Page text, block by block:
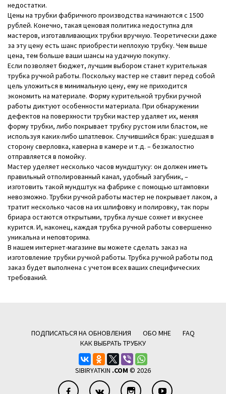
недостатки.
Цены на трубки фабричного производства начинаются с 1500
рублей. Конечно, такая ценовая политика недоступна для
мастеров, изготавливающих трубки вручную. Теоретически даже
за эту цену есть шанс приобрести неплохую трубку. Чем выше
цена, тем больше ваши шансы на удачную покупку.
Если позволяет бюджет, лучшим выбором станет курительная
трубка ручной работы. Поскольку мастер не ставит перед собой
цель уложиться в минимальную цену, ему не приходится
экономить на материале. Форму курительной трубки ручной
работы диктуют особенности материала. При обнаружении
дефектов на поверхности трубки мастер удаляет их, меняя
форму трубки, либо покрывает трубку рустом или бластом, не
используя каких-либо шпатлевок. Случившийся брак: ушедшая в
сторону сверловка, каверна в камере и т.д. – безжалостно
отправляется в помойку.
Мастер уделяет несколько часов мундштуку: он должен иметь
правильный отполированный канал, удобный загубник, –
изготовить такой мундштук на фабрике с помощью штамповки
невозможно. Трубки ручной работы мастер не покрывает лаком, а
тратит несколько часов на их шлифовку и полировку, так поры
бриара остаются открытыми, трубка лучше сохнет и вкуснее
курится. И, наконец, каждая трубка ручной работы совершенно
уникальна и неповторима.
В нашем интернет-магазине вы можете сделать заказ на
изготовление трубки ручной работы. Трубка ручной работы под
заказ будет выполнена с учетом всех ваших специфических
требований.
ПОДПИСАТЬСЯ НА ОБНОВЛЕНИЯ ОБО МНЕ
FAQ
КАК ВЫБРАТЬ ТРУБКУ
SIBIRYATKIN .COM © 2026